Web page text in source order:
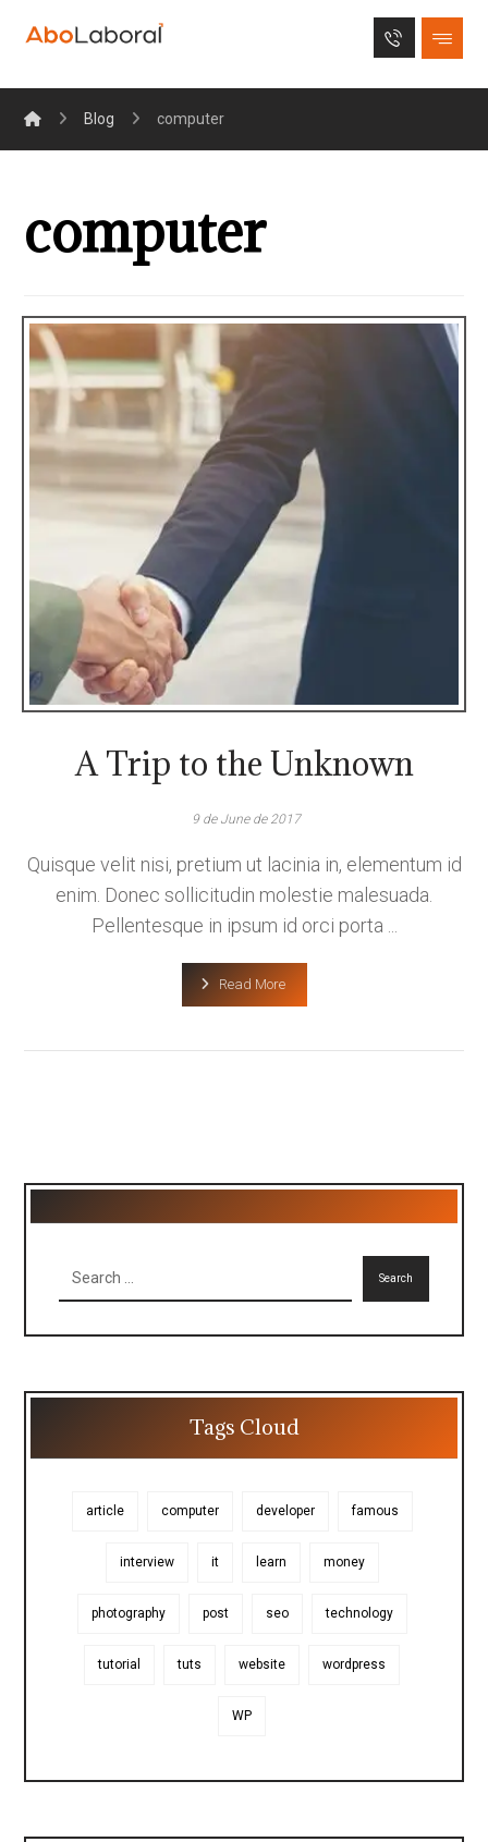
Blog computer
computer
A Trip to the Unknown
9 de June de 2017
Quisque velit nisi, pretium ut lacinia in, elementum id
enim. Donec sollicitudin molestie malesuada.
Pellentesque in ipsum id orci porta ...
Read More
Search
Tags Cloud
article computer developer famous
interview it learn money
photography post seo technology
tutorial tuts website wordpress
WP